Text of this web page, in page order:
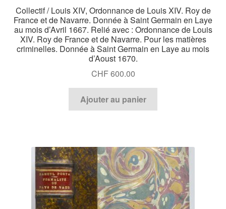
Collectif / Louis XIV, Ordonnance de Louis XIV. Roy de
France et de Navarre. Donnée à Saint Germain en Laye
au mois d’Avril 1667. Relié avec : Ordonnance de Louis
XIV. Roy de France et de Navarre. Pour les matières
criminelles. Donnée à Saint Germain en Laye au mois
d’Aoust 1670.
CHF600.00
Ajouter au panier